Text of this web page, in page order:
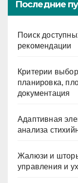
Последние
Поиск
рекомендации
Критерии
планировка,
документация
Адаптивная
анализа
Жалюзи и
управления и